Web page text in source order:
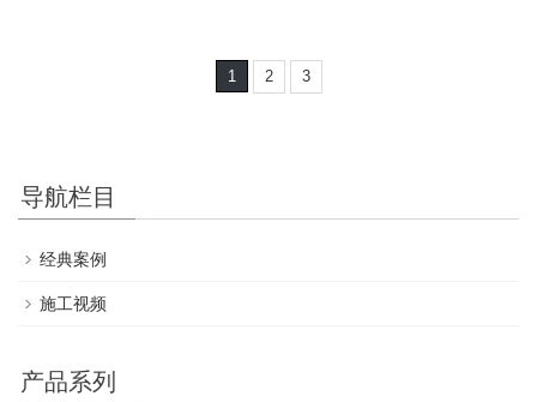
1 2 3
导航栏目
经典案例
施工视频
产品系列